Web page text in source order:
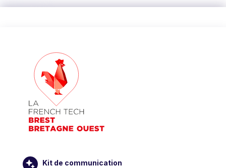
Kit de communication